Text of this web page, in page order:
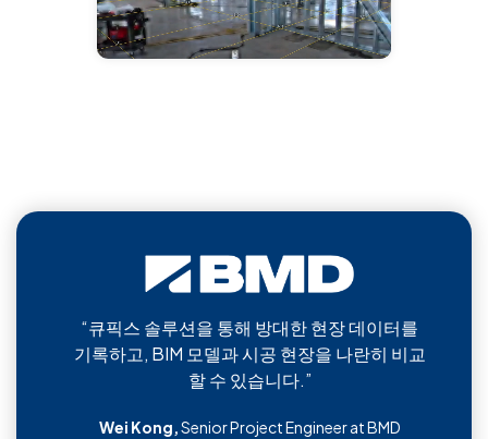
“큐픽스 솔루션을 통해 방대한 현장 데이터를
기록하고, BIM 모델과 시공 현장을 나란히 비교
할 수 있습니다.”
Wei Kong,Senior Project Engineer at BMD